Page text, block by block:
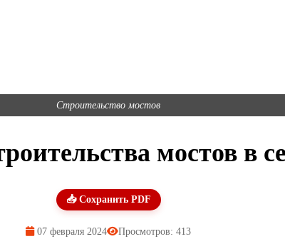
Строительство мостов
мостов в
📥 Сохранить PDF
07 февраля 2024 Просмотров: 413